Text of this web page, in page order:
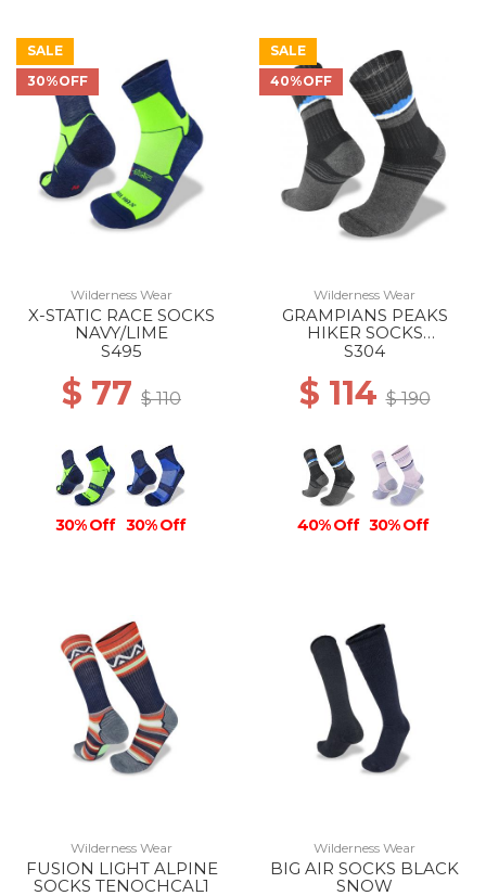
SALE
30%OFF
Wilderness Wear
X-STATIC RACE SOCKS
NAVY/LIME
S495
$ 77 $ 110
30% Off 30% Off
SALE
40%OFF
Wilderness Wear
GRAMPIANS PEAKS
HIKER SOCKS
BLACK/ROCKEDGE
S304
$ 114$ 190
40% Off 30% Off
Wilderness Wear
FUSION LIGHT ALPINE
SOCKS TENOCHCAL1
Wilderness Wear
BIG AIR SOCKS BLACK
SNOW